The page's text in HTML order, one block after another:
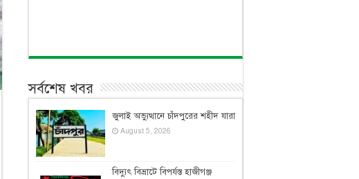
সর্বশেষ খবর
জুলাই অভ্যুত্থানে চাঁদপুরের শহীদ যারা
August 5, 2026
বিদ্যুৎ বিভ্রাটে বিপর্যস্ত হাজীগঞ্জ